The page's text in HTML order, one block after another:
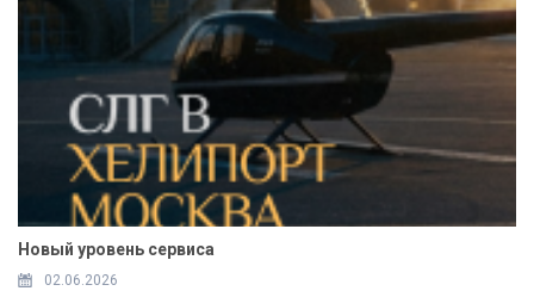
Новый уровень сервиса
02.06.2026